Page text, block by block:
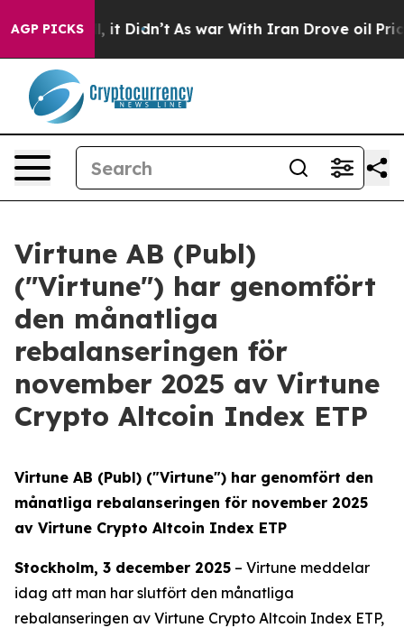
AGP PICKS
Well, it Didn’t As war With Iran Drove oil Prices
Virtune AB (Publ)
("Virtune") har genomfört
den månatliga
rebalanseringen för
november 2025 av Virtune
Crypto Altcoin Index ETP
Virtune AB (Publ) ("Virtune") har genomfört den
månatliga rebalanseringen för november 2025
av Virtune Crypto Altcoin Index ETP
Stockholm, 3 december 2025 – Virtune meddelar
idag att man har slutfört den månatliga
rebalanseringen av Virtune Crypto Altcoin Index ETP,